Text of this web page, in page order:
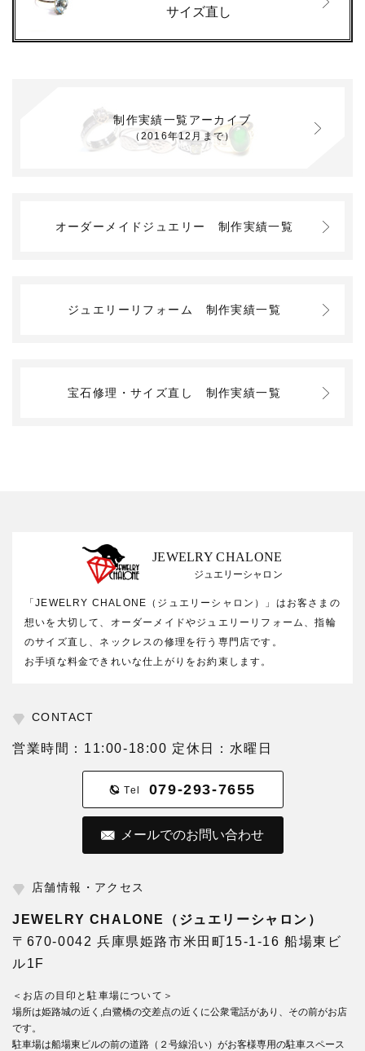
サイズ直し
制作実績一覧アーカイブ
（2016年12月まで）
オーダーメイドジュエリー 制作実績一覧
ジュエリーリフォーム 制作実績一覧
宝石修理・サイズ直し 制作実績一覧
JEWELRY CHALONE
ジュエリーシャロン
「JEWELRY CHALONE（ジュエリーシャロン）」はお客さまの
想いを大切して、オーダーメイドやジュエリーリフォーム、指輪
のサイズ直し、ネックレスの修理を行う専門店です。
お手頃な料金できれいな仕上がりをお約束します。
CONTACT
営業時間：11:00-18:00 定休日：水曜日
Tel 079-293-7655
メールでのお問い合わせ
店舗情報・アクセス
JEWELRY CHALONE（ジュエリーシャロン）
〒670-0042 兵庫県姫路市米田町15-1-16 船場東ビ
ル1F
＜お店の目印と駐車場について＞
場所は姫路城の近く,白鷺橋の交差点の近くに公衆電話があり、その前がお店
です。
駐車場は船場東ビルの前の道路（２号線沿い）がお客様専用の駐車スペース